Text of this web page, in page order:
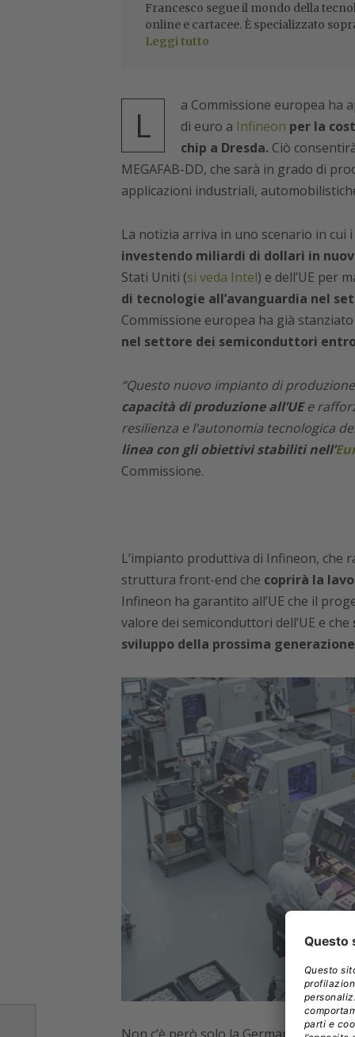
Francesco segue il mondo della
online e cartacee. È specializzato
Leggi tutto
L
a Commissione europea ha
di euro a Infineon per la
chip a Dresda. Ciò
MEGAFAB-DD, che sarà in grado di
applicazioni industriali,
La notizia arriva in uno scenario in
investendo miliardi di dollari in
Stati Uniti (si veda Intel) e dell’UE per
di tecnologie all’avanguardia nel
Commissione europea ha già
nel settore dei semiconduttori entro
“Questo nuovo impianto di
capacità di produzione all’UEe
resilienza e l’autonomia tecnologica
linea con gli obiettivi stabiliti nell’
Commissione.
L’impianto produttiva di Infineon, che
struttura front-end che coprirà la
Infineon ha garantito all’UE che il
valore dei semiconduttori dell’UE e che
sviluppo della prossima